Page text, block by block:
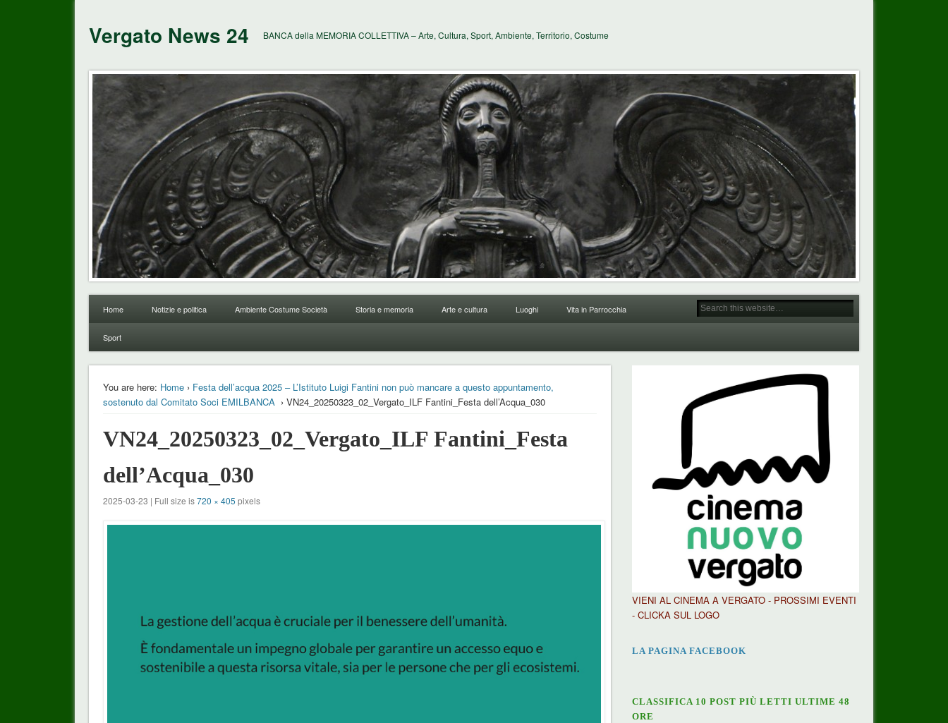
Vergato News 24 BANCA della MEMORIA COLLETTIVA – Arte, Cultura, Sport, Ambiente, Territorio, Costume
Home Notizie e politica Ambiente Costume Società Storia e memoria Arte e cultura Luoghi Vita in Parrocchia
Sport
You are here: Home› Festa dell’acqua 2025 – L’Istituto Luigi Fantini non può mancare a questo appuntamento,
sostenuto dal Comitato Soci EMILBANCA › VN24_20250323_02_Vergato_ILF Fantini_Festa dell’Acqua_030
VN24_20250323_02_Vergato_ILF Fantini_Festa
dell’Acqua_030
2025-03-23 | Full size is720 × 405 pixels
VIENI AL CINEMA A VERGATO - PROSSIMI EVENTI
- CLICKA SUL LOGO
LA PAGINA FACEBOOK
CLASSIFICA 10 POST PIÙ LETTI ULTIME 48
ORE